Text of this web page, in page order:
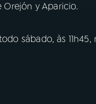
Orejón y Aparicio.
sábado, às 11h45,